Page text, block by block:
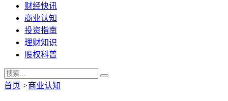
财经快讯
商业认知
投资指南
理财知识
股权科普
首页 >商业认知